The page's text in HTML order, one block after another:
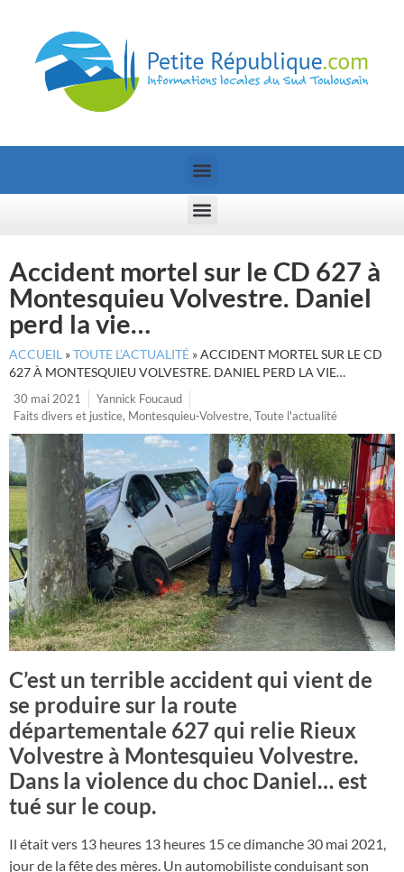
Accident mortel sur le CD 627 à
Montesquieu Volvestre. Daniel
perd la vie…
ACCUEIL »TOUTE L’ACTUALITÉ »ACCIDENT MORTEL SUR LE CD
627 À MONTESQUIEU VOLVESTRE. DANIEL PERD LA VIE…
30 mai 2021
Yannick Foucaud
Faits divers et justice, Montesquieu-Volvestre, Toute l'actualité
C’est un terrible accident qui vient de
se produire sur la route
départementale 627 qui relie Rieux
Volvestre à Montesquieu Volvestre.
Dans la violence du choc Daniel… est
tué sur le coup.
Il était vers 13 heures 13 heures 15 ce dimanche 30 mai 2021,
jour de la fête des mères. Un automobiliste conduisant son